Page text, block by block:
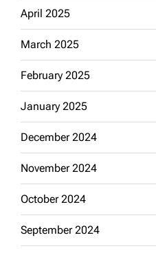
April 2025
March 2025
February 2025
January 2025
December 2024
November 2024
October 2024
September 2024